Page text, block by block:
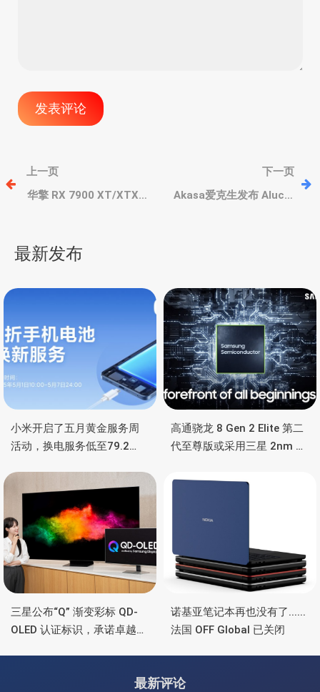
文
章
航
上一页
华擎 RX 7900 XT/XTX
16Pin 供电
下一页
Akasa爱克生发布 Alucia
最新发布
小米开启了五月黄金服务周
活动，换电服务低至79.2
高通骁龙 8 Gen 2 Elite 第二
代至尊版或采用三星 2nm 工
三星公布“Q” 渐变彩标 QD-
OLED 认证标识，承诺卓越显
诺基亚笔记本再也没有了......
法国 OFF Global 已关闭
最新评论